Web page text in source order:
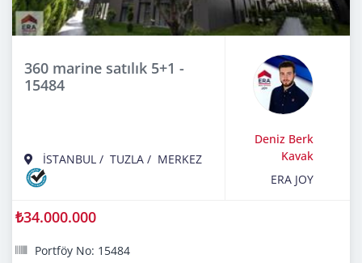
360 marine satılık 5+1 -
15484
İSTANBUL / TUZLA / MERKEZ
Deniz Berk
Kavak
ERA JOY
₺34.000.000
Portföy No: 15484